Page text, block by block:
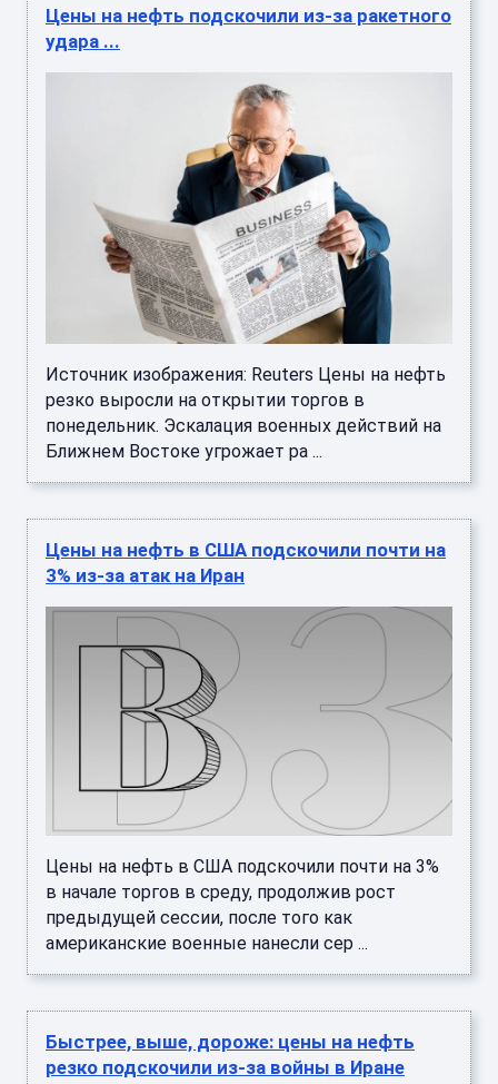
Цены на нефть подскочили из-за ракетного
удара ...
Источник изображения: Reuters Цены на нефть
резко выросли на открытии торгов в
понедельник. Эскалация военных действий на
Ближнем Востоке угрожает ра ...
Цены на нефть в США подскочили почти на
3% из-за атак на Иран
Цены на нефть в США подскочили почти на 3%
в начале торгов в среду, продолжив рост
предыдущей сессии, после того как
американские военные нанесли сер ...
Быстрее, выше, дороже: цены на нефть
резко подскочили из-за войны в Иране